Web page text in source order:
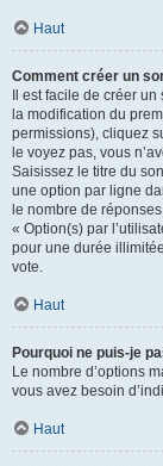
Haut
Comment créer un
Il est facile de créer
la modification du
permissions), cliquez
le voyez pas, vous
Saisissez le titre du
une option par ligne
le nombre de
« Option(s) par
pour une durée
vote.
Haut
Pourquoi ne puis-je
Le nombre d’options
vous avez besoin
Haut